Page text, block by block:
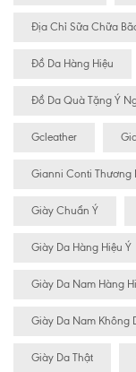
Địa Chỉ Sữa Chữa
Đồ Da Hàng Hiệu
Đồ Da Quà Tặng Ý
Gcleather
Gianni Conti Thương
Giày Chuẩn Ý
Giày Da Hàng Hiệu Ý
Giày Da Nam Hàng
Giày Da Nam Không
Giày Da Thật